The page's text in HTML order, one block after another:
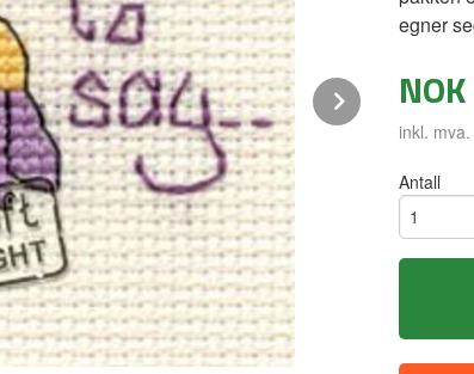
Next
egner
NOK
inkl. mva.
Antall